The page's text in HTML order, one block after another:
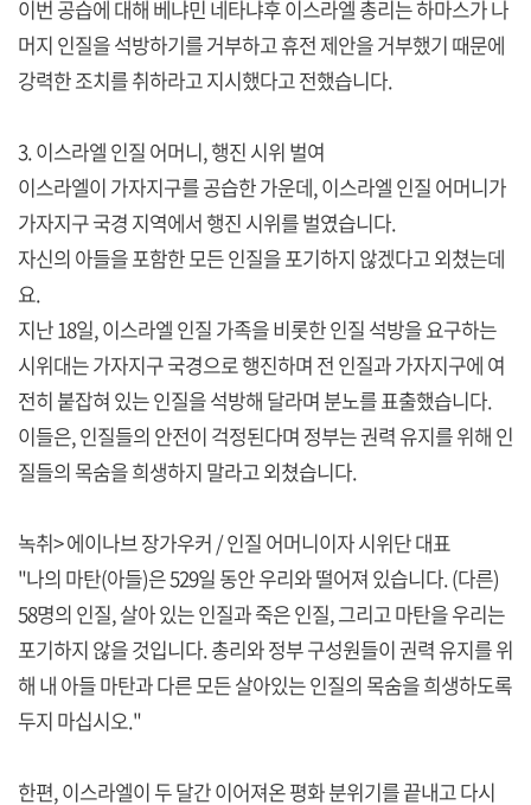
이번 공습에 대해 베냐민 네타냐후 이스라엘 총리는 하마스가 나
머지 인질을 석방하기를 거부하고 휴전 제안을 거부했기 때문에
강력한 조치를 취하라고 지시했다고 전했습니다.
3. 이스라엘 인질 어머니, 행진 시위 벌여
이스라엘이 가자지구를 공습한 가운데, 이스라엘 인질 어머니가
가자지구 국경 지역에서 행진 시위를 벌였습니다.
자신의 아들을 포함한 모든 인질을 포기하지 않겠다고 외쳤는데
요.
지난 18일, 이스라엘 인질 가족을 비롯한 인질 석방을 요구하는
시위대는 가자지구 국경으로 행진하며 전 인질과 가자지구에 여
전히 붙잡혀 있는 인질을 석방해 달라며 분노를 표출했습니다.
이들은, 인질들의 안전이 걱정된다며 정부는 권력 유지를 위해 인
질들의 목숨을 희생하지 말라고 외쳤습니다.
녹취> 에이나브 장가우커 / 인질 어머니이자 시위단 대표
"나의 마탄(아들)은 529일 동안 우리와 떨어져 있습니다. (다른)
58명의 인질, 살아 있는 인질과 죽은 인질, 그리고 마탄을 우리는
포기하지 않을 것입니다. 총리와 정부 구성원들이 권력 유지를 위
해 내 아들 마탄과 다른 모든 살아있는 인질의 목숨을 희생하도록
두지 마십시오."
한편, 이스라엘이 두 달간 이어져온 평화 분위기를 끝내고 다시